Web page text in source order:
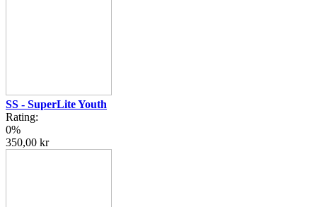
SS - SuperLite Youth
Rating:
0%
350,00 kr